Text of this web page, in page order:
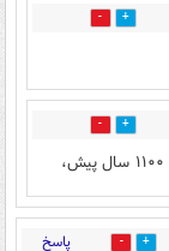
7
1
29 پاسخ